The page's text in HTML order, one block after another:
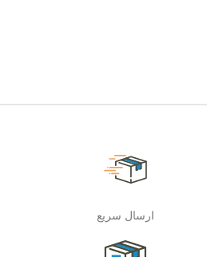
ارسال سریع